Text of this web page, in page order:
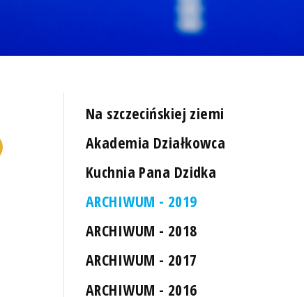
Na szczecińskiej ziemi
Akademia Działkowca
Kuchnia Pana Dzidka
ARCHIWUM - 2019
ARCHIWUM - 2018
ARCHIWUM - 2017
ARCHIWUM - 2016